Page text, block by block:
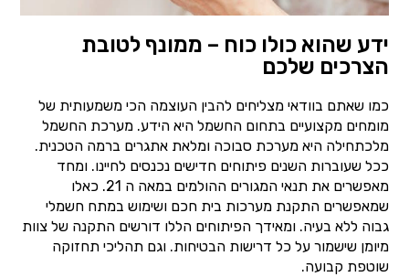
ידע שהוא כולו כוח – ממונף לטובת
הצרכים שלכם
כמו שאתם בוודאי מצליחים להבין העוצמה הכי משמעותית של
מומחים מקצועיים בתחום החשמל היא הידע. מערכת החשמל
מלכתחילה היא מערכת סבוכה ומלאת אתגרים ברמה הטכנית.
ככל שעוברות השנים פיתוחים חדישים נכנסים לחיינו. ומחד
מאפשרים את תנאי המגורים ההולמים במאה ה 21. כאלו
שמאפשרים התקנת מערכות בית חכם ושימוש במתח חשמלי
גבוה ללא בעיה. ומאידך הפיתוחים הללו דורשים התקנה של צוות
מיומן שישמור על כל דרישות הבטיחות. וגם תהליכי תחזוקה
שוטפת קבועה.